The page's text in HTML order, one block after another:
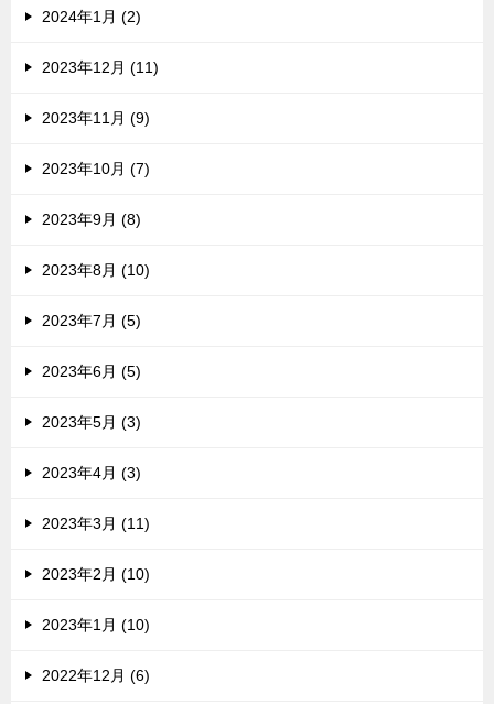
2024年1月 (2)
2023年12月 (11)
2023年11月 (9)
2023年10月 (7)
2023年9月 (8)
2023年8月 (10)
2023年7月 (5)
2023年6月 (5)
2023年5月 (3)
2023年4月 (3)
2023年3月 (11)
2023年2月 (10)
2023年1月 (10)
2022年12月 (6)